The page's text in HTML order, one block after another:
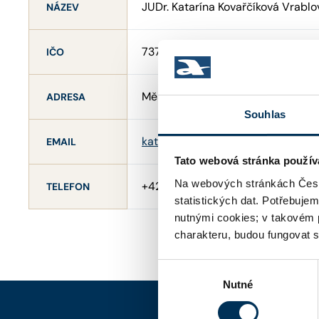
Souhlas
Tato webová stránka
Na webových stránkách
statistických dat.
nutnými cookies; v takovém
charakteru, budou fungovat
souhlasu
Nutné
NÁZEV JUDr. Katarína Kovařčíková
IČO 73734110
ADRESA Městský kopec 68/6 , 74301
EMAIL katarina.kovarcik@gmail.com
TELEFON +420 732 94 33 78